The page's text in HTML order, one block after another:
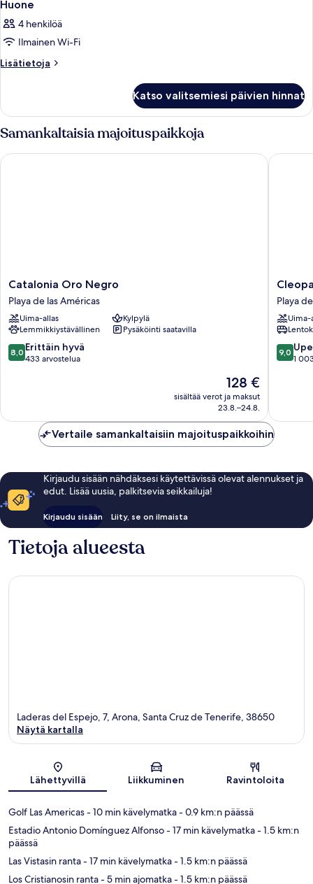
kaikki
huonetyypin
Huone
kuvat
Huone
4 henkilöä
Ilmainen Wi-Fi
Lisätietoja
Lisätietoja
Katso valitsemiesi päivien hinnat
Samankaltaisia majoituspaikkoja
Catalonia
Oro
Negro
Playa
de
las
Américas
Catalonia Oro Negro
Playa de las Américas
Uima-allas
Kylpylä
Lemmikkiystävällinen
Pysäköinti saatavilla
8.0
kautta
arvostelua
8,0 Erittäin hyvä
433 arvostelua
Hinta
128 €
128 €
sisältää verot ja maksut
23.8.–24.8.
Catalonia Oro Negro
Palace
Hotel
Playa
de
las
Playa
Uima-
9.0
kautta
9,0
1
Vertaile samankaltaisiin majoituspaikkoihin
Kirjaudu sisään nähdäksesi käytettävissä olevat alennukset ja
edut. Lisää uusia, palkitsevia seikkailuja!
Kirjaudu sisään Liity, se on ilmaista
Tietoja alueesta
Kartta
Laderas del Espejo, 7, Arona, Santa Cruz de Tenerife, 38650
Näytä kartalla
Lähettyvillä Liikkuminen Ravintoloita
Golf Las Americas- 10 min kävelymatka- 0.9 km:n päässä
Estadio Antonio Domínguez Alfonso- 17 min kävelymatka- 1.5 km:n
päässä
Las Vistasin ranta- 17 min kävelymatka- 1.5 km:n päässä
Los Cristianosin ranta- 5 min ajomatka- 1.5 km:n päässä